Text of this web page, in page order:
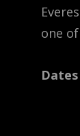
one